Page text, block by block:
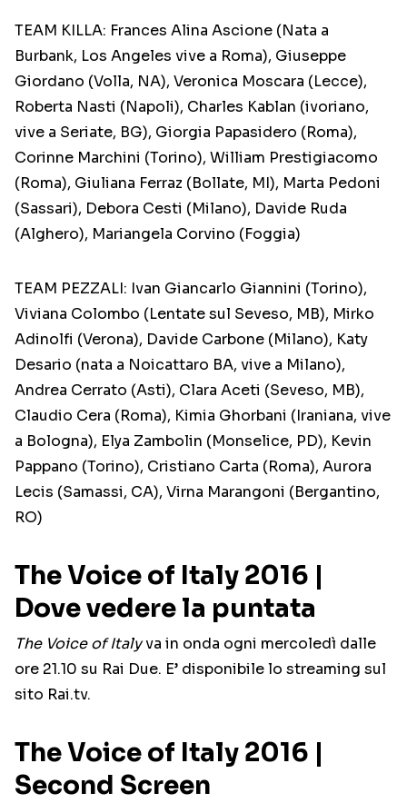
TEAM KILLA: Frances Alina Ascione (Nata a
Burbank, Los Angeles vive a Roma), Giuseppe
Giordano (Volla, NA), Veronica Moscara (Lecce),
Roberta Nasti (Napoli), Charles Kablan (ivoriano,
vive a Seriate, BG), Giorgia Papasidero (Roma),
Corinne Marchini (Torino), William Prestigiacomo
(Roma), Giuliana Ferraz (Bollate, MI), Marta Pedoni
(Sassari), Debora Cesti (Milano), Davide Ruda
(Alghero), Mariangela Corvino (Foggia)
TEAM PEZZALI: Ivan Giancarlo Giannini (Torino),
Viviana Colombo (Lentate sul Seveso, MB), Mirko
Adinolfi (Verona), Davide Carbone (Milano), Katy
Desario (nata a Noicattaro BA, vive a Milano),
Andrea Cerrato (Asti), Clara Aceti (Seveso, MB),
Claudio Cera (Roma), Kimia Ghorbani (Iraniana, vive
a Bologna), Elya Zambolin (Monselice, PD), Kevin
Pappano (Torino), Cristiano Carta (Roma), Aurora
Lecis (Samassi, CA), Virna Marangoni (Bergantino,
RO)
The Voice of Italy 2016 |
Dove vedere la puntata
The Voice of Italyva in onda ogni mercoledì dalle
ore 21.10 su Rai Due. E’ disponibile lo streaming sul
sito Rai.tv.
The Voice of Italy 2016 |
Second Screen